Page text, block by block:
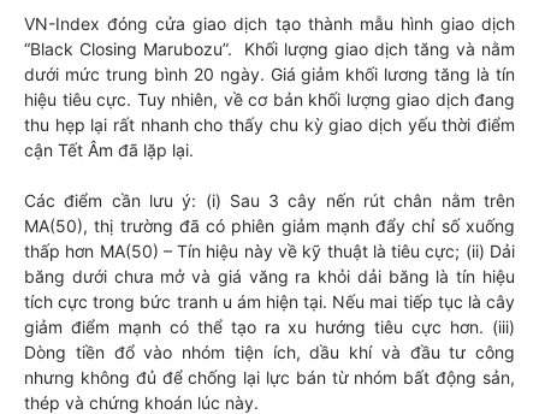
VN-Index đóng cửa giao dịch tạo thành mẫu hình giao dịch
“Black Closing Marubozu”. Khối lượng giao dịch tăng và nằm
dưới mức trung bình 20 ngày. Giá giảm khối lương tăng là tín
hiệu tiêu cực. Tuy nhiên, về cơ bản khối lượng giao dịch đang
thu hẹp lại rất nhanh cho thấy chu kỳ giao dịch yếu thời điểm
cận Tết Âm đã lặp lại.
Các điểm cần lưu ý: (i) Sau 3 cây nến rút chân nằm trên
MA(50), thị trường đã có phiên giảm mạnh đẩy chỉ số xuống
thấp hơn MA(50) – Tín hiệu này về kỹ thuật là tiêu cực; (ii) Dải
băng dưới chưa mở và giá văng ra khỏi dải băng là tín hiệu
tích cực trong bức tranh u ám hiện tại. Nếu mai tiếp tục là cây
giảm điểm mạnh có thể tạo ra xu hướng tiêu cực hơn. (iii)
Dòng tiền đổ vào nhóm tiện ích, dầu khí và đầu tư công
nhưng không đủ để chống lại lực bán từ nhóm bất động sản,
thép và chứng khoán lúc này.